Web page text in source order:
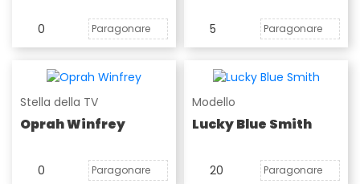
0 Paragonare 5 Paragonare
Stella della TV
Oprah Winfrey
0 Paragonare
Modello
Lucky Blue Smith
20 Paragonare